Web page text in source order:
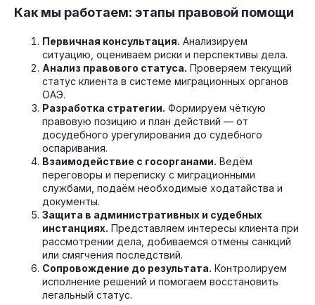
Как мы работаем: этапы правовой помощи
Первичная консультация. Анализируем
ситуацию, оцениваем риски и перспективы дела.
Анализ правового статуса. Проверяем текущий
статус клиента в системе миграционных органов
ОАЭ.
Разработка стратегии. Формируем чёткую
правовую позицию и план действий — от
досудебного урегулирования до судебного
оспаривания.
Взаимодействие с госорганами. Ведём
переговоры и переписку с миграционными
службами, подаём необходимые ходатайства и
документы.
Защита в административных и судебных
инстанциях. Представляем интересы клиента при
рассмотрении дела, добиваемся отмены санкций
или смягчения последствий.
Сопровождение до результата. Контролируем
исполнение решений и помогаем восстановить
легальный статус.